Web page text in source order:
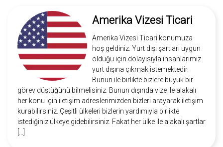
Amerika Vizesi Ticari
Amerika Vizesi Ticari konumuza
hoş geldiniz. Yurt dışı şartları uygun
olduğu için dolayısıyla insanlarımız
yurt dışına çıkmak istemektedir.
Bunun ile birlikte bizlere büyük bir
görev düştüğünü bilmelisiniz. Bunun dışında vize ile alakalı
her konu için iletişim adreslerimizden bizleri arayarak iletişim
kurabilirsiniz. Çeşitli ülkeleri bizlerin yardımıyla birlikte
istediğiniz ülkeye gidebilirsiniz. Fakat her ülke ile alakalı şartlar